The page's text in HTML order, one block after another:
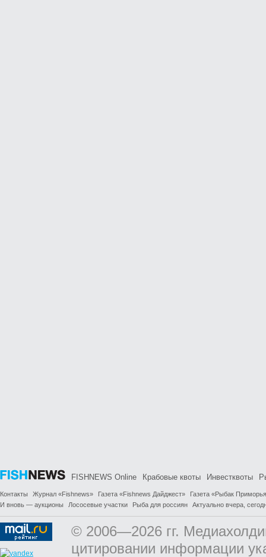
FISHNEWS Online Крабовые квоты Инвестквоты
Контакты Журнал «Fishnews» Газета «Fishnews Дайджест»
Газета «Рыбак
И вновь — аукционы
Лососевые участки Рыба для россиян Актуально вчера,
© 2006—2026 гг.
цитировании информации